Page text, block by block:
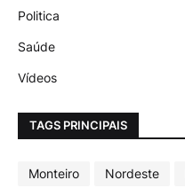
Politica
Saúde
Vídeos
TAGS PRINCIPAIS
Monteiro Nordeste